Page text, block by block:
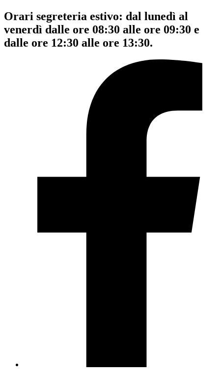
Orari segreteria estivo: dal lunedì al
venerdì dalle ore 08:30 alle ore 09:30 e
dalle ore 12:30 alle ore 13:30.